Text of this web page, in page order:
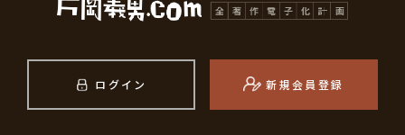
ログイン 新規会員登録